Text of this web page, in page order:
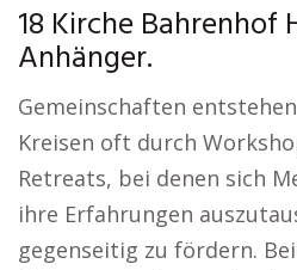
18 Kirche Bahrenhof
Anhänger.
Gemeinschaften
Kreisen oft durch
Retreats, bei denen sich
ihre Erfahrungen
gegenseitig zu fördern.